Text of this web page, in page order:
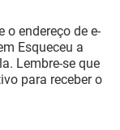
o endereço de e-
Esqueceu a
Lembre-se que
para receber o